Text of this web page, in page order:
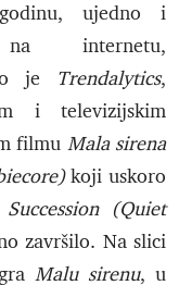
ujedno i
internetu,
je Trendalytics,
i televizijskim
filmu Mala sirena
koji uskoro
Succession (Quiet
završilo. Na slici
Malu sirenu, u